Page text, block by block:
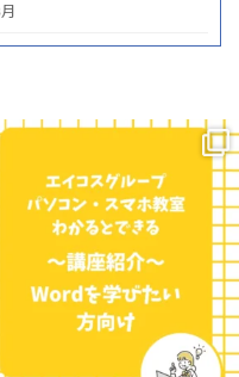
にちは！三重県に7校舎、愛知県に4
展開しているエイコスグループのパ
ソコン・スマホ教室わかると